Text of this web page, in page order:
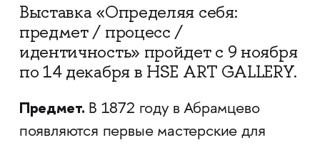
Выставка «Определяя себя:
предмет / процесс /
идентичность» пройдет с 9 ноября
по 14 декабря в HSE ART GALLERY.
Предмет. В 1872 году в Абрамцево
появляются первые мастерские для